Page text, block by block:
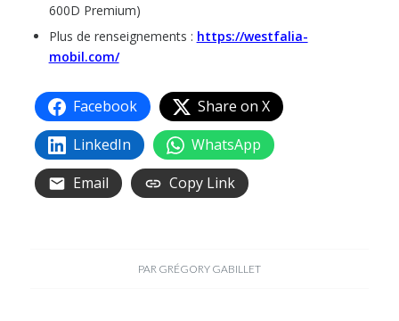
600D Premium)
Plus de renseignements : https://westfalia-
mobil.com/
Facebook
Share on X
LinkedIn
WhatsApp
Email
Copy Link
PAR GRÉGORY GABILLET